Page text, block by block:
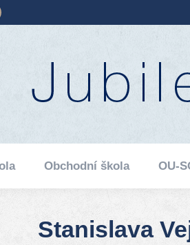
Obchodní škola OU-
Stanislava
Obchodní škola OU-